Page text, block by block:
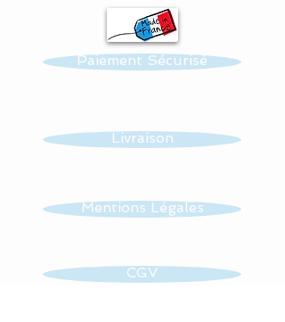
Paiement Sécurisé
Livraison
Mentions Légales
CGV